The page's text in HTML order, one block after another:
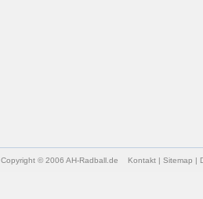
Copyright © 2006 AH-Radball.de Kontakt | Sitemap |